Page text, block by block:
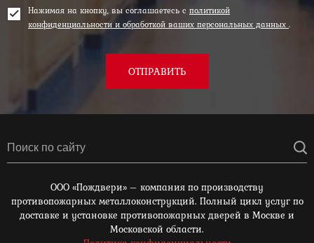
Нажимая на кнопку, вы соглашаетесь с политикой
конфиденциальности и обработкой ваших персональных данных .
ОТПРАВИТЬ
ООО «Пождвери» – компания по производству
противопожарных металлоконструкций. Полный цикл услуг по
доставке и установке противопожарных дверей в Москве и
Московской области.